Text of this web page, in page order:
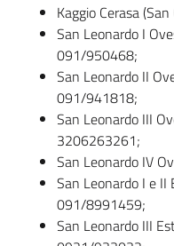
Kaggio Cerasa
San Leonardo I
091/950468;
San Leonardo II
091/941818;
San Leonardo III
3206263261;
San Leonardo IV
San Leonardo I e II
091/8991459;
San Leonardo III